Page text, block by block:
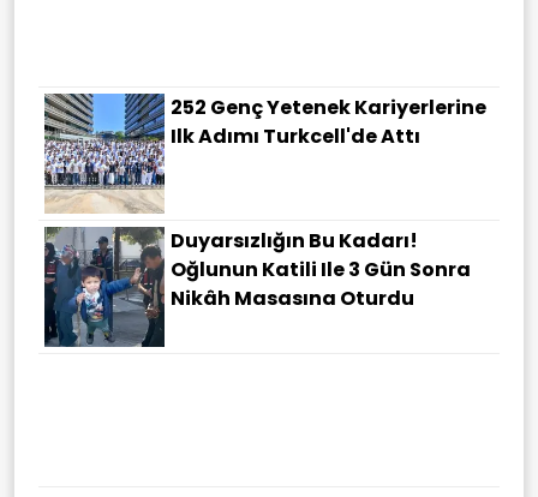
252 Genç Yetenek Kariyerlerine
Ilk Adımı Turkcell'de Attı
Duyarsızlığın Bu Kadarı!
Oğlunun Katili Ile 3 Gün Sonra
Nikâh Masasına Oturdu